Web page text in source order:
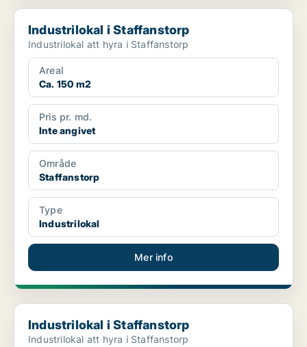
Industrilokal i Staffanstorp
Industrilokal i Staffanstorp
Industrilokal att hyra i Staffanstorp
Areal
Ca. 150 m2
Pris pr. md.
Inte angivet
Område
Staffanstorp
Type
Industrilokal
Mer info
Industrilokal i Staffanstorp
Industrilokal i Staffanstorp
Industrilokal att hyra i Staffanstorp